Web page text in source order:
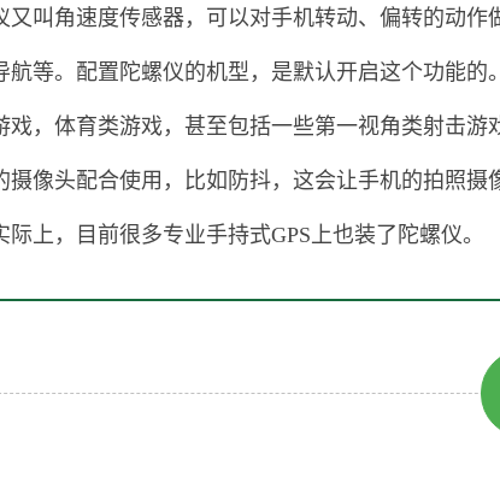
又叫角速度传感器，可以对手机转动、偏转的动
航等。配置陀螺仪的机型，是默认开启这个功能的。
戏，体育类游戏，甚至包括一些第一视角类射击
摄像头配合使用，比如防抖，这会让手机的拍照
际上，目前很多专业手持式GPS上也装了陀螺仪。